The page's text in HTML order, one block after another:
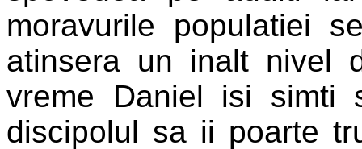
moravurile populatiei
atinsera un inalt nivel
vreme Daniel isi simti
discipolul sa ii poarte